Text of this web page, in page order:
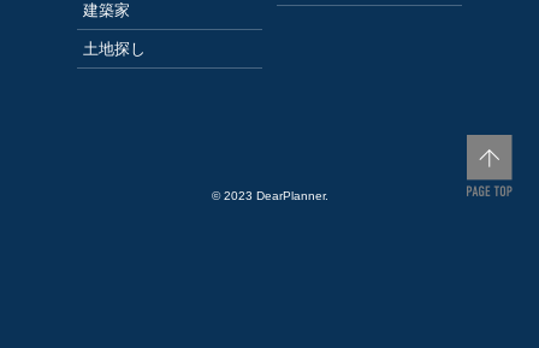
建築家
土地探し
© 2023 DearPlanner.